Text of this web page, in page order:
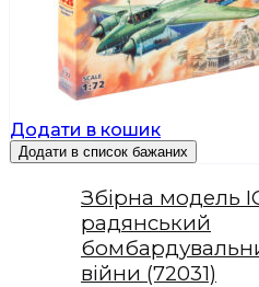
Додати в кошик
Додати в список бажаних
Збірна модель
радянський
війни (72031)